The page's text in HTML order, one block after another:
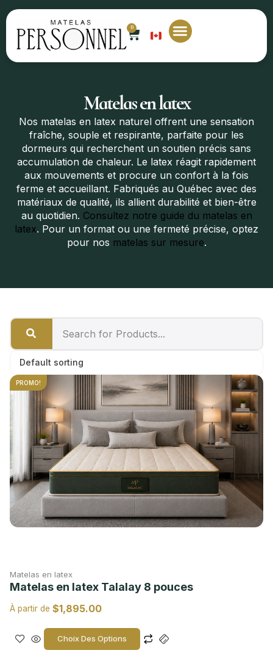
EN
0
Matelas en latex
Nos matelas en latex naturel offrent une sensation
fraîche, souple et respirante, parfaite pour les
dormeurs qui recherchent un soutien précis sans
accumulation de chaleur. Le latex réagit rapidement
aux mouvements et procure un confort à la fois
ferme et accueillant. Fabriqués au Québec avec des
matériaux de qualité, ils allient durabilité et bien-être
au quotidien. Consultez notre guide du matelas en
latex. Pour un format ou une fermeté précise, optez
pour nos matelas sur mesure.
PROMO!
Matelas en latex
Matelas en latex Talalay 8 pouces
À partir de $1,895.00
Choix Des Options